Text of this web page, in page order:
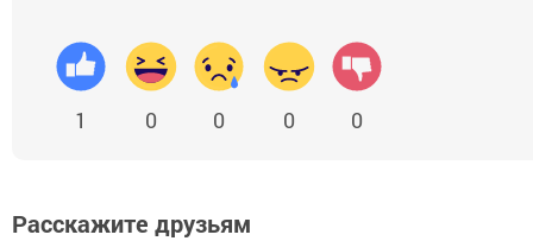
1 0 0 0 0
Расскажите друзьям